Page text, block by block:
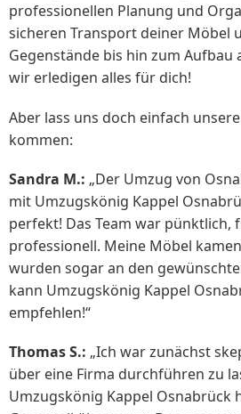
professionellen Planung und
sicheren Transport deiner Möbel
Gegenstände bis hin zum Aufbau
wir erledigen alles für dich!
Aber lass uns doch einfach
kommen:
Sandra M.: „Der Umzug von
mit Umzugskönig Kappel
perfekt! Das Team war pünktlich,
professionell. Meine Möbel
wurden sogar an den
kann Umzugskönig Kappel
empfehlen!“
Thomas S.: „Ich war zunächst
über eine Firma durchführen zu
Umzugskönig Kappel Osnabrück